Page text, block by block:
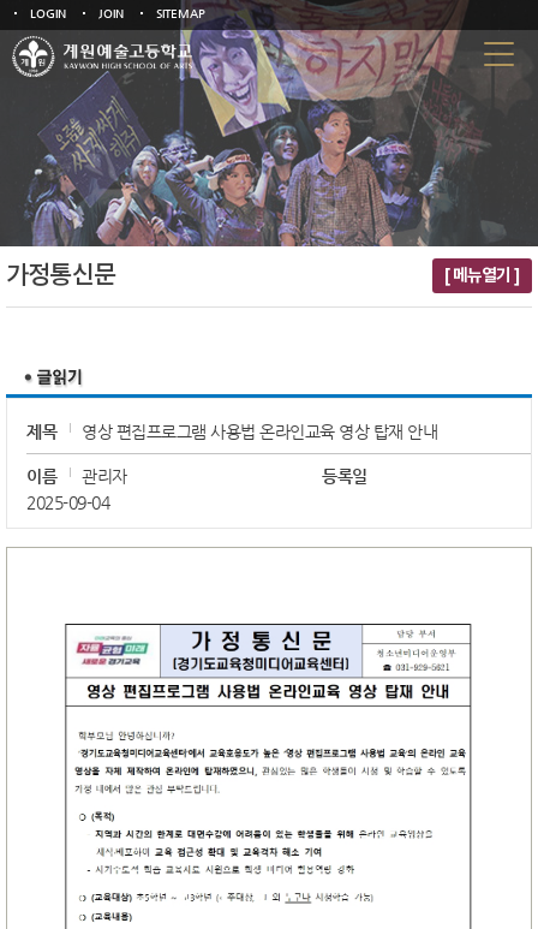
LOGIN JOIN SITEMAP
가정통신문 [ 메뉴열기 ]
제목 영상 편집프로그램 사용법 온라인교육 영상 탑재 안내
이름 관리자
등록일
2025-09-04